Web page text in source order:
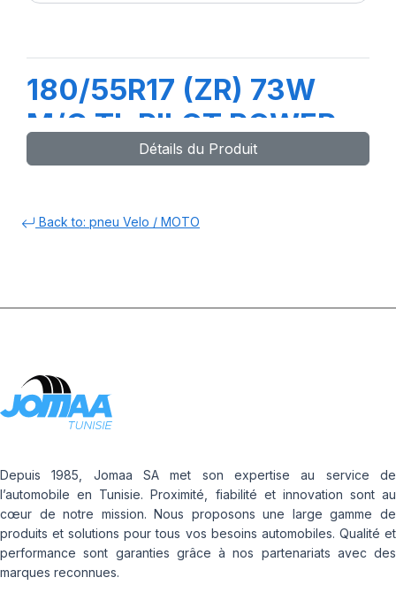
180/55R17 (ZR) 73W
M/C TL PILOT POWER
2CT RearDétails du Produit
Back to: pneu Velo / MOTO
Depuis 1985, Jomaa SA met son expertise au service de
l’automobile en Tunisie. Proximité, fiabilité et innovation sont au
cœur de notre mission. Nous proposons une large gamme de
produits et solutions pour tous vos besoins automobiles. Qualité et
performance sont garanties grâce à nos partenariats avec des
marques reconnues.